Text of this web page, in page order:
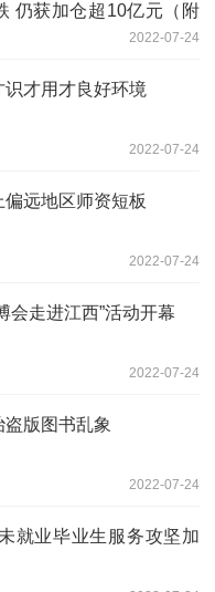
仍获加仓超10亿元（附
2022-07-24
才用才良好环境
2022-07-24
远地区师资短板
2022-07-24
会走进江西”活动开幕
2022-07-24
版图书乱象
2022-07-24
就业毕业生服务攻坚加